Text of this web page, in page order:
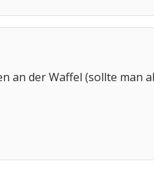
an der Waffel (sollte man